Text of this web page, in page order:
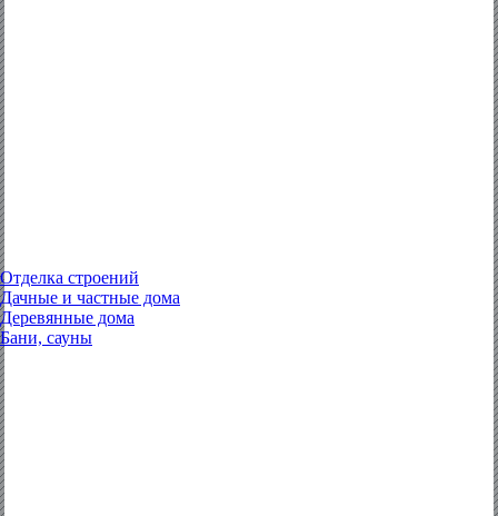
Отделка строений
Дачные и частные дома
Деревянные дома
Бани, сауны